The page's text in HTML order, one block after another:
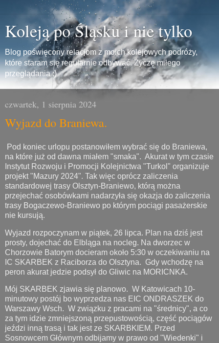
Koleją po Śląsku i nie tylko
Blog poświęcony relacjom z moich kolejowych podróży,
które staram się regularnie odbywać. Życzę miłego
przeglądania :)
czwartek, 1 sierpnia 2024
Wyjazd do Braniewa.
Pod koniec urlopu postanowiłem wybrać się do Braniewa,
na które już od dawna miałem "smaka". Akurat w tym czasie
Instytut Rozwoju i Promocji Kolejnictwa "Turkol" organizuje
projekt "Mazury 2024". Tak więc oprócz zaliczenia
standardowej trasy Olsztyn-Braniewo, którą można
przejechać osobówkami nadarzyła się okazja do zaliczenia
trasy Bogaczewo-Braniewo po którym pociągi pasażerskie
nie kursują.
Wyjazd rozpoczynam w piątek, 26 lipca. Plan na dziś jest
prosty, dojechać do Elbląga na nocleg. Na dworzec w
Chorzowie Batorym docieram około 5:30 w oczekiwaniu na
IC SKARBEK z Raciborza do Olsztyna. Gdy wchodzę na
peron akurat jedzie podsył do Gliwic na MORICNKA.
Mój SKARBEK zjawia się planowo. W Katowicach 10-
minutowy postój bo wyprzedza nas EIC ONDRASZEK do
Warszawy Wsch. W związku z pracami na "średnicy", a co
za tym idzie zmniejszoną przepustowością, część pociągów
jeździ inną trasą i tak jest ze SKARBKIEM. Przed
Sosnowcem Głównym odbijamy w prawo od "Wiedenki" i